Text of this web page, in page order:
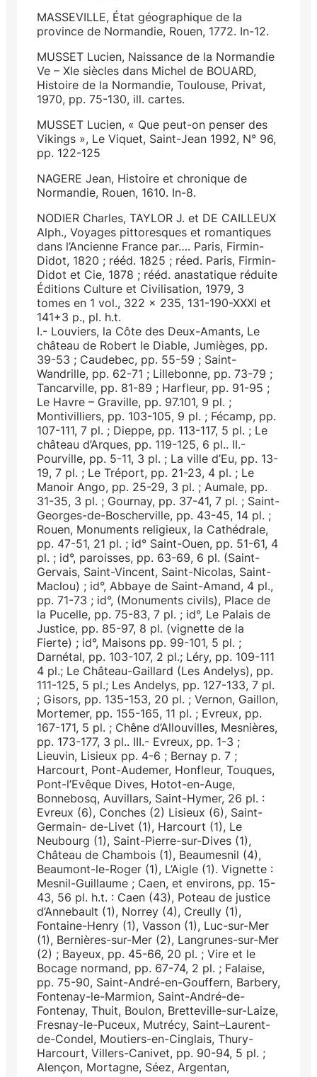
MASSEVILLE, État géographique de la
province de Normandie, Rouen, 1772. In-12.
MUSSET Lucien, Naissance de la Normandie
Ve – XIe siècles dans Michel de BOUARD,
Histoire de la Normandie, Toulouse, Privat,
1970, pp. 75-130, ill. cartes.
MUSSET Lucien, « Que peut-on penser des
Vikings », Le Viquet, Saint-Jean 1992, N° 96,
pp. 122-125
NAGERE Jean, Histoire et chronique de
Normandie, Rouen, 1610. In-8.
NODIER Charles, TAYLOR J. et DE CAILLEUX
Alph., Voyages pittoresques et romantiques
dans l’Ancienne France par…. Paris, Firmin-
Didot, 1820 ; rééd. 1825 ; réed. Paris, Firmin-
Didot et Cie, 1878 ; rééd. anastatique réduite
Éditions Culture et Civilisation, 1979, 3
tomes en 1 vol., 322 x 235, 131-190-XXXI et
141+3 p., pl. h.t.
I.- Louviers, la Côte des Deux-Amants, Le
château de Robert le Diable, Jumièges, pp.
39-53 ; Caudebec, pp. 55-59 ; Saint-
Wandrille, pp. 62-71 ; Lillebonne, pp. 73-79 ;
Tancarville, pp. 81-89 ; Harfleur, pp. 91-95 ;
Le Havre – Graville, pp. 97.101, 9 pl. ;
Montivilliers, pp. 103-105, 9 pl. ; Fécamp, pp.
107-111, 7 pl. ; Dieppe, pp. 113-117, 5 pl. ; Le
château d’Arques, pp. 119-125, 6 pl.. II.-
Pourville, pp. 5-11, 3 pl. ; La ville d’Eu, pp. 13-
19, 7 pl. ; Le Tréport, pp. 21-23, 4 pl. ; Le
Manoir Ango, pp. 25-29, 3 pl. ; Aumale, pp.
31-35, 3 pl. ; Gournay, pp. 37-41, 7 pl. ; Saint-
Georges-de-Boscherville, pp. 43-45, 14 pl. ;
Rouen, Monuments religieux, la Cathédrale,
pp. 47-51, 21 pl. ; id° Saint-Ouen, pp. 51-61, 4
pl. ; id°, paroisses, pp. 63-69, 6 pl. (Saint-
Gervais, Saint-Vincent, Saint-Nicolas, Saint-
Maclou) ; id°, Abbaye de Saint-Amand, 4 pl.,
pp. 71-73 ; id°, (Monuments civils), Place de
la Pucelle, pp. 75-83, 7 pl. ; id°, Le Palais de
Justice, pp. 85-97, 8 pl. (vignette de la
Fierte) ; id°, Maisons pp. 99-101, 5 pl. ;
Darnétal, pp. 103-107, 2 pl.; Léry, pp. 109-111
4 pl.; Le Château-Gaillard (Les Andelys), pp.
111-125, 5 pl.; Les Andelys, pp. 127-133, 7 pl.
; Gisors, pp. 135-153, 20 pl. ; Vernon, Gaillon,
Mortemer, pp. 155-165, 11 pl. ; Evreux, pp.
167-171, 5 pl. ; Chêne d’Allouvilles, Mesnières,
pp. 173-177, 3 pl.. III.- Evreux, pp. 1-3 ;
Lieuvin, Lisieux pp. 4-6 ; Bernay p. 7 ;
Harcourt, Pont-Audemer, Honfleur, Touques,
Pont-l’Evêque Dives, Hotot-en-Auge,
Bonnebosq, Auvillars, Saint-Hymer, 26 pl. :
Evreux (6), Conches (2) Lisieux (6), Saint-
Germain- de-Livet (1), Harcourt (1), Le
Neubourg (1), Saint-Pierre-sur-Dives (1),
Château de Chambois (1), Beaumesnil (4),
Beaumont-le-Roger (1), L’Aigle (1). Vignette :
Mesnil-Guillaume ; Caen, et environs, pp. 15-
43, 56 pl. h.t. : Caen (43), Poteau de justice
d’Annebault (1), Norrey (4), Creully (1),
Fontaine-Henry (1), Vasson (1), Luc-sur-Mer
(1), Bernières-sur-Mer (2), Langrunes-sur-Mer
(2) ; Bayeux, pp. 45-66, 20 pl. ; Vire et le
Bocage normand, pp. 67-74, 2 pl. ; Falaise,
pp. 75-90, Saint-André-en-Gouffern, Barbery,
Fontenay-le-Marmion, Saint-André-de-
Fontenay, Thuit, Boulon, Bretteville-sur-Laize,
Fresnay-le-Puceux, Mutrécy, Saint–Laurent-
de-Condel, Moutiers-en-Cinglais, Thury-
Harcourt, Villers-Canivet, pp. 90-94, 5 pl. ;
Alençon, Mortagne, Séez, Argentan,